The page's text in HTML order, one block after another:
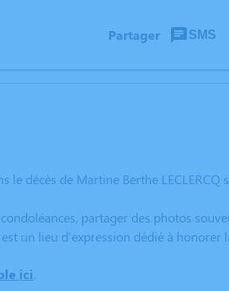
Partager SMS
le décès de Martine Berthe
partager des photos
un lieu d'expression dédié à honorer
ici.